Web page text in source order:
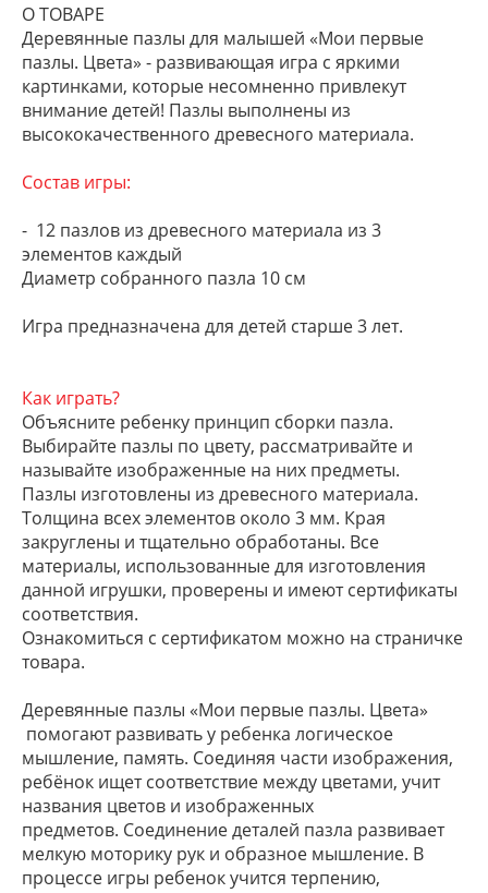
О ТОВАРЕ
Деревянные пазлы для малышей «Мои первые
пазлы. Цвета» - развивающая игра с яркими
картинками, которые несомненно привлекут
внимание детей! Пазлы выполнены из
высококачественного древесного материала.
Состав игры:
- 12 пазлов из древесного материала из 3
элементов каждый
Диаметр собранного пазла 10 см
Игра предназначена для детей старше 3 лет.
Как играть?
Объясните ребенку принцип сборки пазла.
Выбирайте пазлы по цвету, рассматривайте и
называйте изображенные на них предметы.
Пазлы изготовлены из древесного материала.
Толщина всех элементов около 3 мм. Края
закруглены и тщательно обработаны. Все
материалы, использованные для изготовления
данной игрушки, проверены и имеют сертификаты
соответствия.
Ознакомиться с сертификатом можно на страничке
товара.
Деревянные пазлы «Мои первые пазлы. Цвета»
помогают развивать у ребенка логическое
мышление, память. Соединяя части изображения,
ребёнок ищет соответствие между цветами, учит
названия цветов и изображенных
предметов. Соединение деталей пазла развивает
мелкую моторику рук и образное мышление. В
процессе игры ребенок учится терпению,